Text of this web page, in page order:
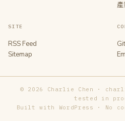
產
SITE
RSS Feed
Sitemap
© 2026 Charlie Chen ·
tested in
Built with WordPress · No